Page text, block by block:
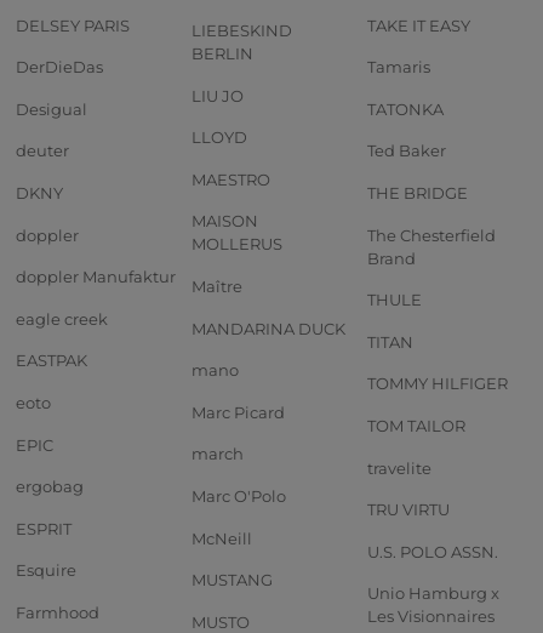
DELSEY PARIS
DerDieDas
Desigual
deuter
DKNY
doppler
doppler Manufaktur
eagle creek
EASTPAK
eoto
EPIC
ergobag
ESPRIT
Esquire
Farmhood
LIEBESKIND
BERLIN
LIU JO
LLOYD
MAESTRO
MAISON
MOLLERUS
Maître
MANDARINA DUCK
mano
Marc Picard
march
Marc O'Polo
McNeill
MUSTANG
MUSTO
TAKE IT EASY
Tamaris
TATONKA
Ted Baker
THE BRIDGE
The Chesterfield
Brand
THULE
TITAN
TOMMY HILFIGER
TOM TAILOR
travelite
TRU VIRTU
U.S. POLO ASSN.
Unio Hamburg x
Les Visionnaires